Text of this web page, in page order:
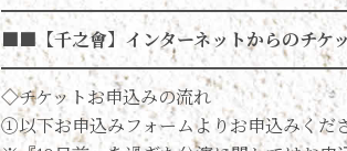
■■【千之會】インターネットからのチケ
◇チケットお申込みの流れ
①以下お申込みフォームよりお申込みくだ